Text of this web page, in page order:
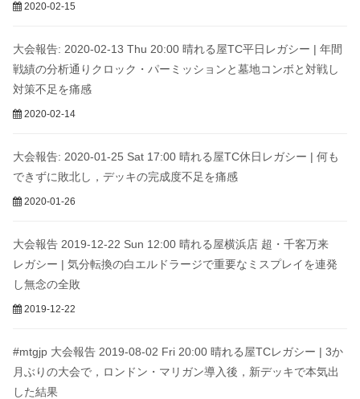
2020-02-15
大会報告: 2020-02-13 Thu 20:00 晴れる屋TC平日レガシー | 年間
戦績の分析通りクロック・パーミッションと墓地コンボと対戦し
対策不足を痛感
2020-02-14
大会報告: 2020-01-25 Sat 17:00 晴れる屋TC休日レガシー | 何も
できずに敗北し，デッキの完成度不足を痛感
2020-01-26
大会報告 2019-12-22 Sun 12:00 晴れる屋横浜店 超・千客万来
レガシー | 気分転換の白エルドラージで重要なミスプレイを連発
し無念の全敗
2019-12-22
#mtgjp 大会報告 2019-08-02 Fri 20:00 晴れる屋TCレガシー | 3か
月ぶりの大会で，ロンドン・マリガン導入後，新デッキで本気出
した結果